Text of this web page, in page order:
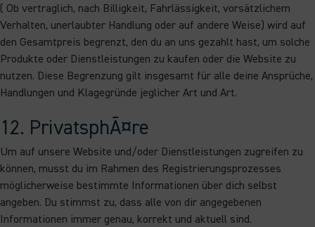
( Ob vertraglich, nach Billigkeit, Fahrlässigkeit, vorsätzlichem
Verhalten, unerlaubter Handlung oder auf andere Weise) wird auf
den Gesamtpreis begrenzt, den du an uns gezahlt hast, um solche
Produkte oder Dienstleistungen zu kaufen oder die Website zu
nutzen. Diese Begrenzung gilt insgesamt für alle deine Ansprüche,
Handlungen und Klagegründe jeglicher Art und Art.
12. PrivatsphÃ¤re
Um auf unsere Website und/oder Dienstleistungen zugreifen zu
können, musst du im Rahmen des Registrierungsprozesses
möglicherweise bestimmte Informationen über dich selbst
angeben. Du stimmst zu, dass alle von dir angegebenen
Informationen immer genau, korrekt und aktuell sind.